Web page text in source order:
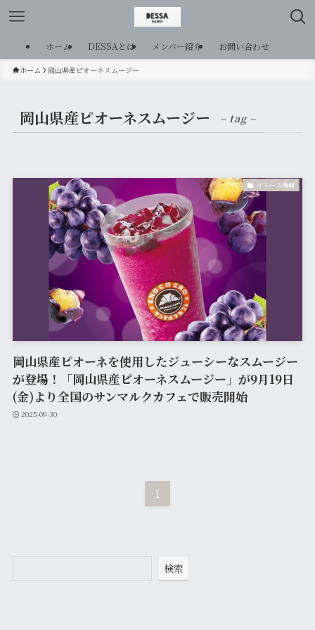
ホーム DESSAとは メンバー紹介 お問い合わせ
ホーム 岡山県産ピオーネスムージー
岡山県産ピオーネスムージー – tag –
リリース情報
岡山県産ピオーネを使用したジューシーなスムージー
が登場！「岡山県産ピオーネスムージー」が9月19日
(金)より全国のサンマルクカフェで販売開始
2025-09-30
1
検索